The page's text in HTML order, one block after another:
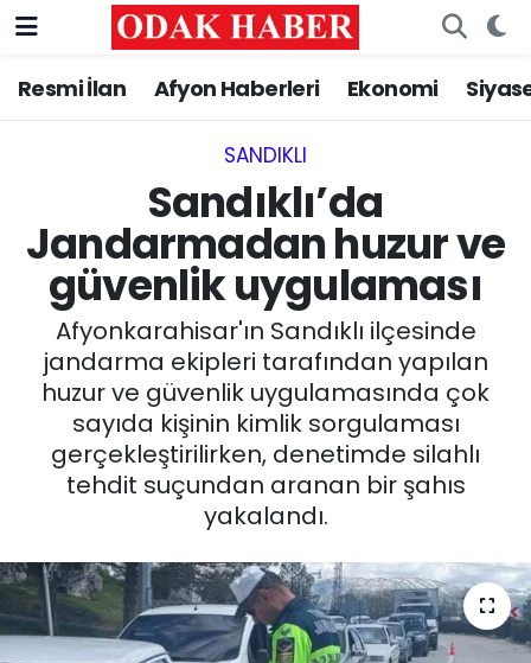
Resmi İlan Afyon Haberleri Ekonomi
SANDIKLI‎
Sandıklı’da
Jandarmadan huzur ve
güvenlik uygulaması
Afyonkarahisar'ın Sandıklı ilçesinde
jandarma ekipleri tarafından yapılan
huzur ve güvenlik uygulamasında çok
sayıda kişinin kimlik sorgulaması
gerçekleştirilirken, denetimde silahlı
tehdit suçundan aranan bir şahıs
yakalandı.
AFYONKARAHİSAR HABERLERİ
GÜNCEL
SİYASET
EĞİTİM
MAGAZİN
SPOR
11:11 MANŞET
Nöbetçi Eczaneler
Trafik Durumu
Süper Lig Puan Durumu ve Fikstür
Tüm Manşetler
Son Dakika Haberleri
Haber Arşivi